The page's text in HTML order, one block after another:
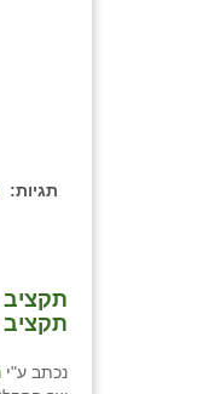
תגיות:
תקציב של 1,714 מילוני
נכתב ע"י